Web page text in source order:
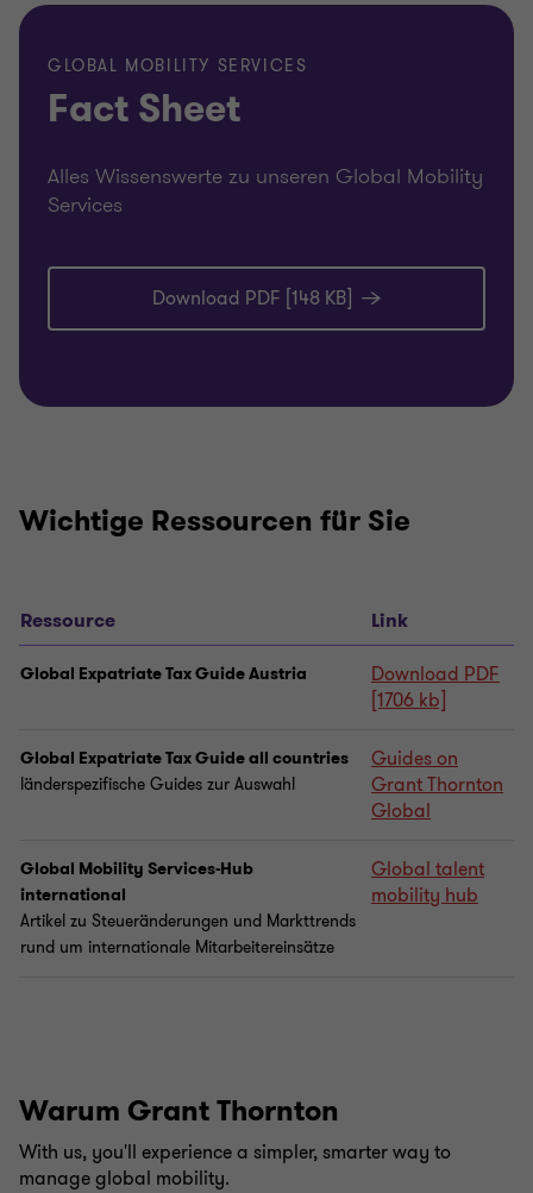
GLOBAL MOBILITY SERVICES
Fact Sheet
Alles Wissenswerte zu unseren Global Mobility
Services
Download PDF [148 KB]
Wichtige Ressourcen für Sie
Ressource Link
Global Expatriate Tax Guide Austria
Download PDF
[1706 kb]
Global Expatriate Tax Guide all countries
länderspezifische Guides zur Auswahl
Guides on
Grant Thornton
Global
Global Mobility Services-Hub
international
Artikel zu Steueränderungen und Markttrends
rund um internationale Mitarbeitereinsätze
Global talent
mobility hub
Warum Grant Thornton
With us, you'll experience a simpler, smarter way to
manage global mobility.